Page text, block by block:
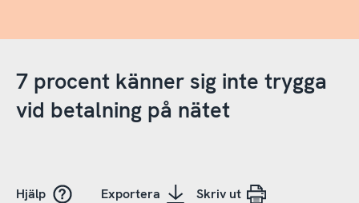
7 procent känner sig inte trygga
vid betalning på nätet
Hjälp Exportera Skriv ut